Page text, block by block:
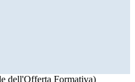
dell'Offerta Formativa)